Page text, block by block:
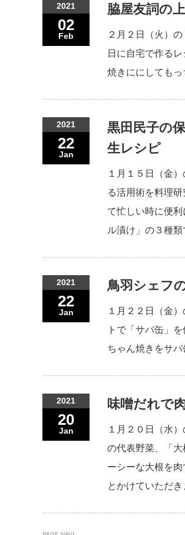
2021
02
Feb
脇屋友詞の
２月２日（火）
日に自宅で作る
焼きににしても
2021
22
Jan
黒田民子の
生レシピ
１月１５日（金
る活用術を料理
て忙しい時に便
ル漬け」の３種
2021
22
Jan
鳥羽シェフ
１月２２日（金
トで「サバ缶」
ちゃん焼きをサ
2021
20
Jan
味噌だれで
１月２０日（水
の代表野菜、「
ーシーな大根を
とかけていただ